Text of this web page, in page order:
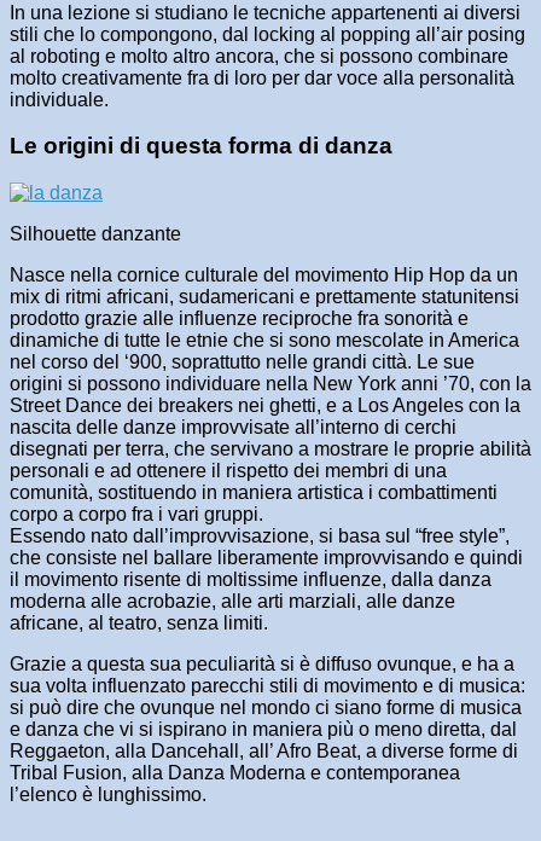
In una lezione si studiano le tecniche appartenenti ai diversi
stili che lo compongono, dal locking al popping all’air posing
al roboting e molto altro ancora, che si possono combinare
molto creativamente fra di loro per dar voce alla personalità
individuale.
Le origini di questa forma di danza
Silhouette danzante
Nasce nella cornice culturale del movimento Hip Hop da un
mix di ritmi africani, sudamericani e prettamente statunitensi
prodotto grazie alle influenze reciproche fra sonorità e
dinamiche di tutte le etnie che si sono mescolate in America
nel corso del ‘900, soprattutto nelle grandi città. Le sue
origini si possono individuare nella New York anni ’70, con la
Street Dance dei breakers nei ghetti, e a Los Angeles con la
nascita delle danze improvvisate all’interno di cerchi
disegnati per terra, che servivano a mostrare le proprie abilità
personali e ad ottenere il rispetto dei membri di una
comunità, sostituendo in maniera artistica i combattimenti
corpo a corpo fra i vari gruppi.
Essendo nato dall’improvvisazione, si basa sul “free style”,
che consiste nel ballare liberamente improvvisando e quindi
il movimento risente di moltissime influenze, dalla danza
moderna alle acrobazie, alle arti marziali, alle danze
africane, al teatro, senza limiti.
Grazie a questa sua peculiarità si è diffuso ovunque, e ha a
sua volta influenzato parecchi stili di movimento e di musica:
si può dire che ovunque nel mondo ci siano forme di musica
e danza che vi si ispirano in maniera più o meno diretta, dal
Reggaeton, alla Dancehall, all’ Afro Beat, a diverse forme di
Tribal Fusion, alla Danza Moderna e contemporanea
l’elenco è lunghissimo.